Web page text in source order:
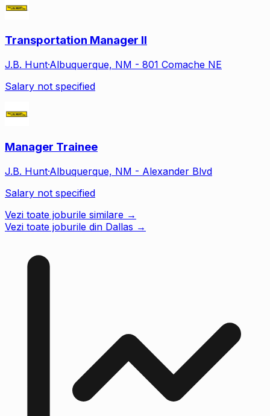
Transportation Manager II
J.B. Hunt·Albuquerque, NM - 801 Comache NE
Salary not specified
Manager Trainee
J.B. Hunt·Albuquerque, NM - Alexander Blvd
Salary not specified
Vezi toate joburile similare →
Vezi toate joburile din Dallas →